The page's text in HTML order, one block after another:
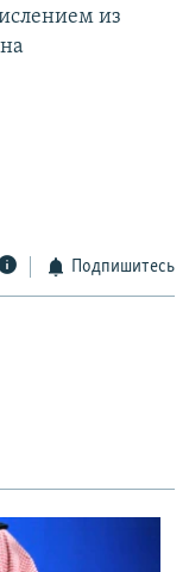
из
Подпишитесь